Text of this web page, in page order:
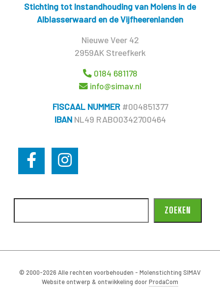
Stichting tot Instandhouding van Molens in de
Alblasserwaard en de Vijfheerenlanden
Nieuwe Veer 42
2959AK Streefkerk
0184 681178
info@simav.nl
FISCAAL NUMMER#004851377
IBAN NL49 RABO0342700464
ZOEKEN
© 2000-2026 Alle rechten voorbehouden - Molenstichting SIMAV
Website ontwerp & ontwikkeling doorProdaCom